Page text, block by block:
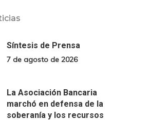
Síntesis de Prensa
7 de agosto de 2026
La Asociación Bancaria
marchó en defensa de la
soberanía y los recursos